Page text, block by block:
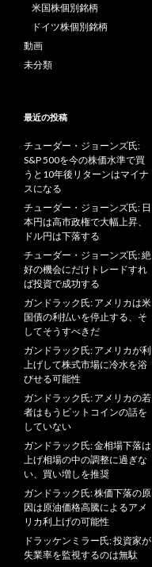
米国株個別銘柄
ドイツ株個別銘柄
動画
未分類
最近の投稿
チューダー・ジョーンズ氏:
S&P 500を今の株価水準で買
うと10年後リターンはマイナ
スになる
チューダー・ジョーンズ氏: 日
本円は高市政権で大幅上昇、
ドル円は下落する
チューダー・ジョーンズ氏: 絶
好の機会にだけトレードすれ
ば投資で成功する
ガンドラック氏: アメリカは米
国債の利払いを停止する、そ
してそうすべきだ
ガンドラック氏: アメリカが利
上げして株式市場に冷水を浴
びせる可能性
ガンドラック氏: アメリカの若
者はもうビットコインの話を
していない
ガンドラック氏: 金相場下落は
上げ相場の中の調整に過ぎな
い、買い増しを推奨
ガンドラック氏: 株価下落の原
因は原油価格高騰によるアメ
リカ利上げの可能性
ドラッケンミラー氏: 投資家が
失業率を監視するのは無駄